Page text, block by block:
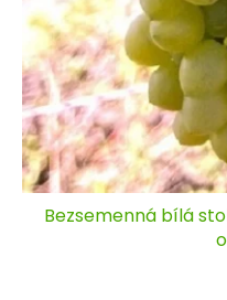
Bezsemenná bílá